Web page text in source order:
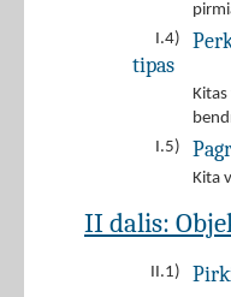
I.4)
tipas
I.5)
Kita
II dalis:
II.1)